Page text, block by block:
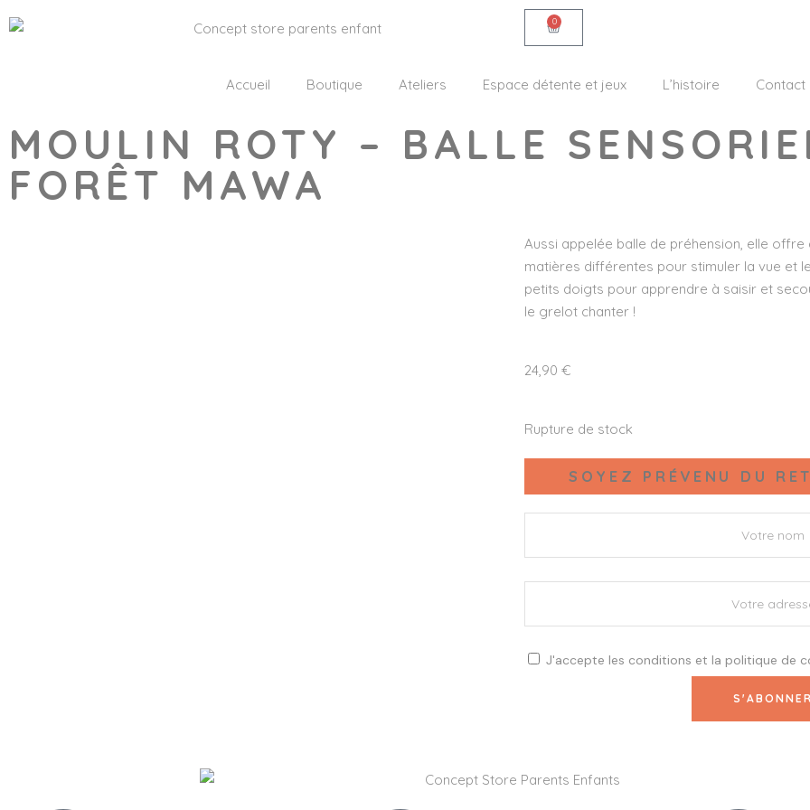
0
Accueil Boutique Ateliers Espace détente et jeux L’histoire Contact
MOULIN ROTY – BALLE
FORÊT MAWA
Aussi appelée balle de préhension, elle
matières différentes pour stimuler la vue et
petits doigts pour apprendre à saisir et
le grelot chanter !
24,90 €
Rupture de stock
SOYEZ PRÉVENU DU
J'accepte les conditions et la politique de